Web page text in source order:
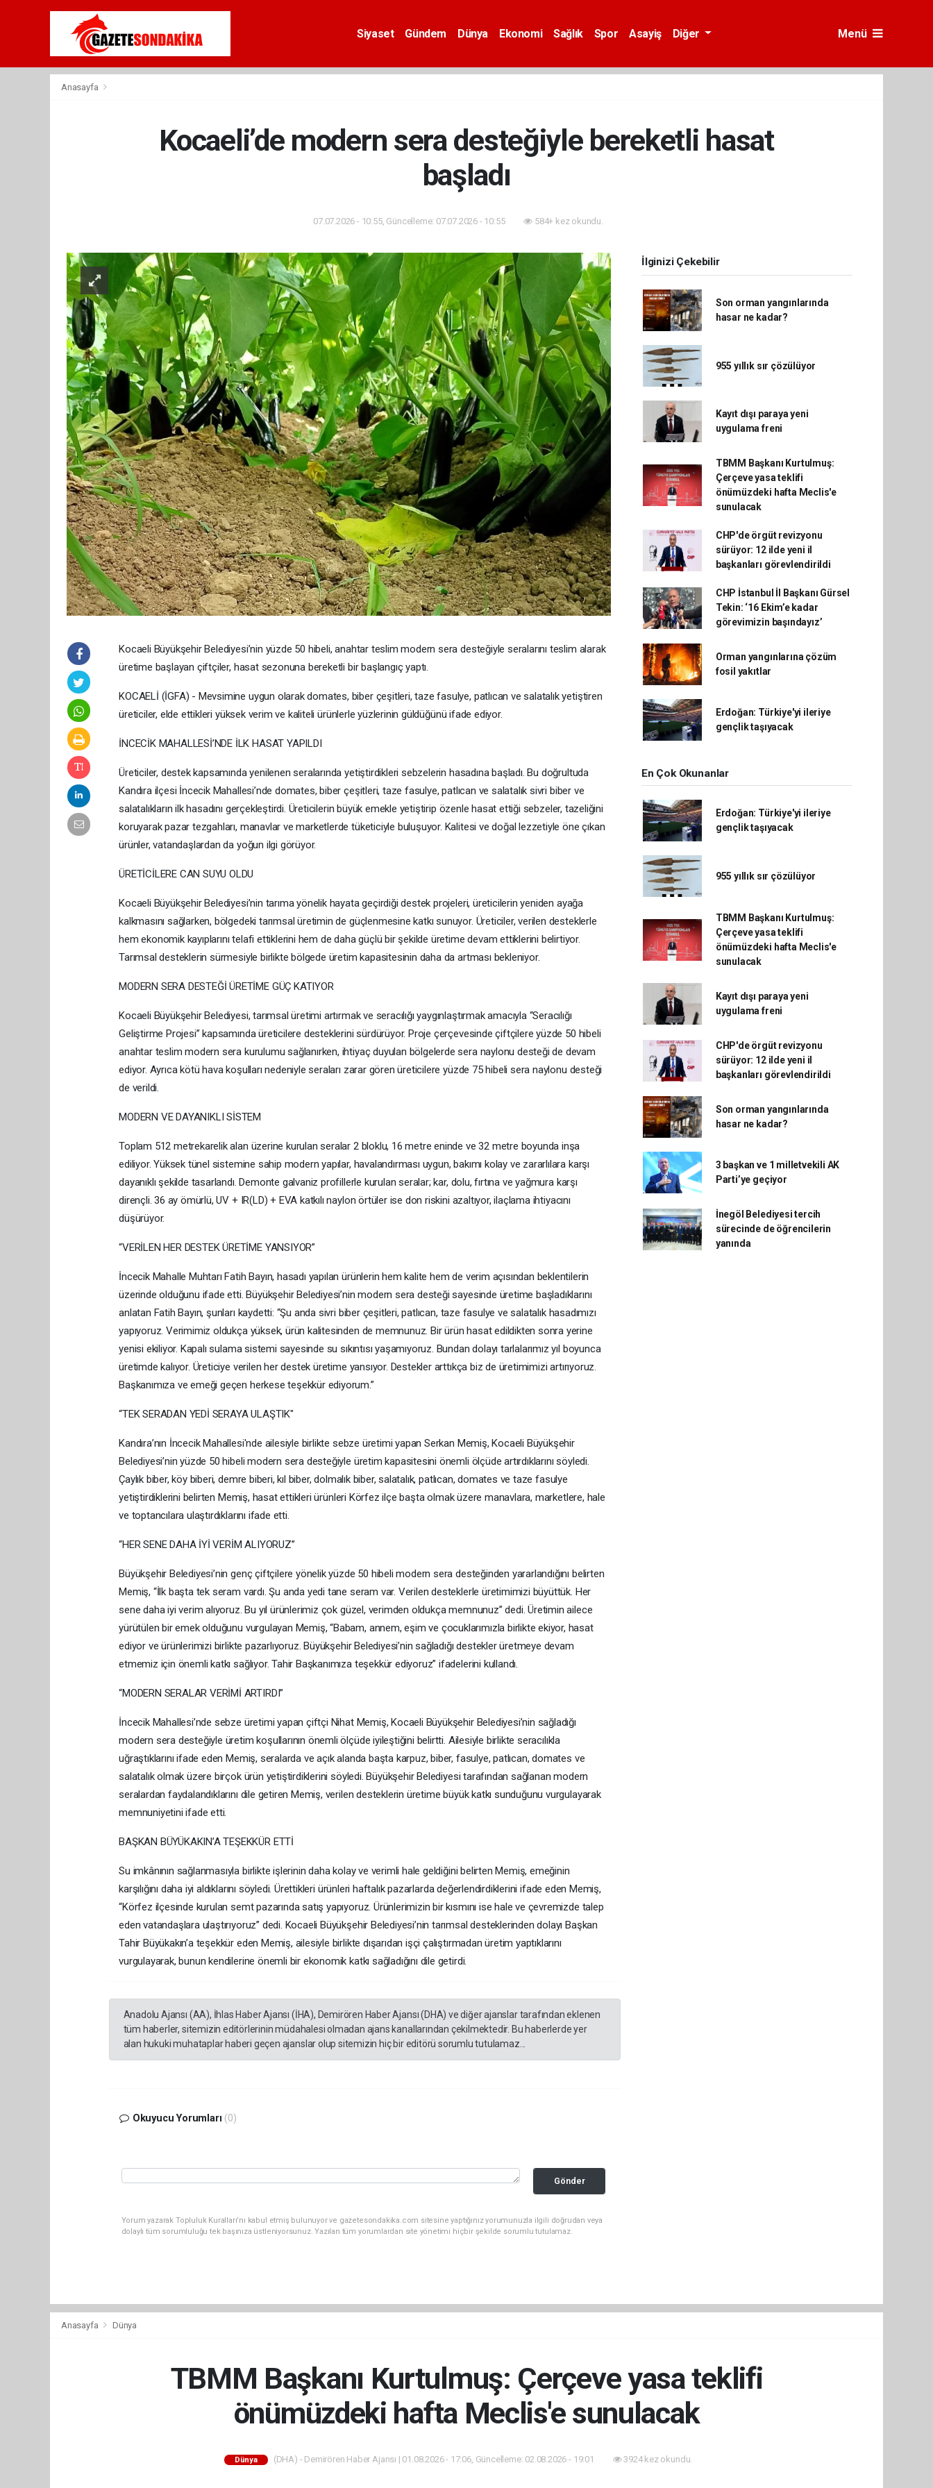
Siyaset Gündem Dünya Ekonomi Sağlık Spor Asayiş Diğer Menü
Anasayfa
Kocaeli’de modern sera desteğiyle bereketli hasat
başladı
07.07.2026 - 10:55, Güncelleme: 07.07.2026 - 10:55 584+ kez okundu.
Kocaeli Büyükşehir Belediyesi’nin yüzde 50 hibeli, anahtar teslim modern sera desteğiyle seralarını teslim alarak
üretime başlayan çiftçiler, hasat sezonuna bereketli bir başlangıç yaptı.
KOCAELİ (İGFA) - Mevsimine uygun olarak domates, biber çeşitleri, taze fasulye, patlıcan ve salatalık yetiştiren
üreticiler, elde ettikleri yüksek verim ve kaliteli ürünlerle yüzlerinin güldüğünü ifade ediyor.
İNCECİK MAHALLESİ’NDE İLK HASAT YAPILDI
Üreticiler, destek kapsamında yenilenen seralarında yetiştirdikleri sebzelerin hasadına başladı. Bu doğrultuda
Kandıra ilçesi İncecik Mahallesi’nde domates, biber çeşitleri, taze fasulye, patlıcan ve salatalık sivri biber ve
salatalıkların ilk hasadını gerçekleştirdi. Üreticilerin büyük emekle yetiştirip özenle hasat ettiği sebzeler, tazeliğini
koruyarak pazar tezgahları, manavlar ve marketlerde tüketiciyle buluşuyor. Kalitesi ve doğal lezzetiyle öne çıkan
ürünler, vatandaşlardan da yoğun ilgi görüyor.
ÜRETİCİLERE CAN SUYU OLDU
Kocaeli Büyükşehir Belediyesi’nin tarıma yönelik hayata geçirdiği destek projeleri, üreticilerin yeniden ayağa
kalkmasını sağlarken, bölgedeki tarımsal üretimin de güçlenmesine katkı sunuyor. Üreticiler, verilen desteklerle
hem ekonomik kayıplarını telafi ettiklerini hem de daha güçlü bir şekilde üretime devam ettiklerini belirtiyor.
Tarımsal desteklerin sürmesiyle birlikte bölgede üretim kapasitesinin daha da artması bekleniyor.
MODERN SERA DESTEĞİ ÜRETİME GÜÇ KATIYOR
Kocaeli Büyükşehir Belediyesi, tarımsal üretimi artırmak ve seracılığı yaygınlaştırmak amacıyla “Seracılığı
Geliştirme Projesi” kapsamında üreticilere desteklerini sürdürüyor. Proje çerçevesinde çiftçilere yüzde 50 hibeli
anahtar teslim modern sera kurulumu sağlanırken, ihtiyaç duyulan bölgelerde sera naylonu desteği de devam
ediyor. Ayrıca kötü hava koşulları nedeniyle seraları zarar gören üreticilere yüzde 75 hibeli sera naylonu desteği
de verildi.
MODERN VE DAYANIKLI SİSTEM
Toplam 512 metrekarelik alan üzerine kurulan seralar 2 bloklu, 16 metre eninde ve 32 metre boyunda inşa
ediliyor. Yüksek tünel sistemine sahip modern yapılar, havalandırması uygun, bakımı kolay ve zararlılara karşı
dayanıklı şekilde tasarlandı. Demonte galvaniz profillerle kurulan seralar; kar, dolu, fırtına ve yağmura karşı
dirençli. 36 ay ömürlü, UV + IR(LD) + EVA katkılı naylon örtüler ise don riskini azaltıyor, ilaçlama ihtiyacını
düşürüyor.
“VERİLEN HER DESTEK ÜRETİME YANSIYOR”
İncecik Mahalle Muhtarı Fatih Bayın, hasadı yapılan ürünlerin hem kalite hem de verim açısından beklentilerin
üzerinde olduğunu ifade etti. Büyükşehir Belediyesi’nin modern sera desteği sayesinde üretime başladıklarını
anlatan Fatih Bayın, şunları kaydetti: “Şu anda sivri biber çeşitleri, patlıcan, taze fasulye ve salatalık hasadımızı
yapıyoruz. Verimimiz oldukça yüksek, ürün kalitesinden de memnunuz. Bir ürün hasat edildikten sonra yerine
yenisi ekiliyor. Kapalı sulama sistemi sayesinde su sıkıntısı yaşamıyoruz. Bundan dolayı tarlalarımız yıl boyunca
üretimde kalıyor. Üreticiye verilen her destek üretime yansıyor. Destekler arttıkça biz de üretimimizi artırıyoruz.
Başkanımıza ve emeği geçen herkese teşekkür ediyorum.”
“TEK SERADAN YEDİ SERAYA ULAŞTIK"
Kandıra’nın İncecik Mahallesi'nde ailesiyle birlikte sebze üretimi yapan Serkan Memiş, Kocaeli Büyükşehir
Belediyesi’nin yüzde 50 hibeli modern sera desteğiyle üretim kapasitesini önemli ölçüde artırdıklarını söyledi.
Çaylık biber, köy biberi, demre biberi, kıl biber, dolmalık biber, salatalık, patlıcan, domates ve taze fasulye
yetiştirdiklerini belirten Memiş, hasat ettikleri ürünleri Körfez ilçe başta olmak üzere manavlara, marketlere, hale
ve toptancılara ulaştırdıklarını ifade etti.
“HER SENE DAHA İYİ VERİM ALIYORUZ”
Büyükşehir Belediyesi’nin genç çiftçilere yönelik yüzde 50 hibeli modern sera desteğinden yararlandığını belirten
Memiş, “İlk başta tek seram vardı. Şu anda yedi tane seram var. Verilen desteklerle üretimimizi büyüttük. Her
sene daha iyi verim alıyoruz. Bu yıl ürünlerimiz çok güzel, verimden oldukça memnunuz” dedi. Üretimin ailece
yürütülen bir emek olduğunu vurgulayan Memiş, “Babam, annem, eşim ve çocuklarımızla birlikte ekiyor, hasat
ediyor ve ürünlerimizi birlikte pazarlıyoruz. Büyükşehir Belediyesi’nin sağladığı destekler üretmeye devam
etmemiz için önemli katkı sağlıyor. Tahir Başkanımıza teşekkür ediyoruz” ifadelerini kullandı.
“MODERN SERALAR VERİMİ ARTIRDI”
İncecik Mahallesi’nde sebze üretimi yapan çiftçi Nihat Memiş, Kocaeli Büyükşehir Belediyesi’nin sağladığı
modern sera desteğiyle üretim koşullarının önemli ölçüde iyileştiğini belirtti. Ailesiyle birlikte seracılıkla
uğraştıklarını ifade eden Memiş, seralarda ve açık alanda başta karpuz, biber, fasulye, patlıcan, domates ve
salatalık olmak üzere birçok ürün yetiştirdiklerini söyledi. Büyükşehir Belediyesi tarafından sağlanan modern
seralardan faydalandıklarını dile getiren Memiş, verilen desteklerin üretime büyük katkı sunduğunu vurgulayarak
memnuniyetini ifade etti.
BAŞKAN BÜYÜKAKIN’A TEŞEKKÜR ETTİ
Su imkânının sağlanmasıyla birlikte işlerinin daha kolay ve verimli hale geldiğini belirten Memiş, emeğinin
karşılığını daha iyi aldıklarını söyledi. Ürettikleri ürünleri haftalık pazarlarda değerlendirdiklerini ifade eden Memiş,
“Körfez ilçesinde kurulan semt pazarında satış yapıyoruz. Ürünlerimizin bir kısmını ise hale ve çevremizde talep
eden vatandaşlara ulaştırıyoruz” dedi. Kocaeli Büyükşehir Belediyesi’nin tarımsal desteklerinden dolayı Başkan
Tahir Büyükakın’a teşekkür eden Memiş, ailesiyle birlikte dışarıdan işçi çalıştırmadan üretim yaptıklarını
vurgulayarak, bunun kendilerine önemli bir ekonomik katkı sağladığını dile getirdi.
Anadolu Ajansı (AA), İhlas Haber Ajansı (İHA), Demirören Haber Ajansı (DHA) ve diğer ajanslar tarafından eklenen
tüm haberler, sitemizin editörlerinin müdahalesi olmadan ajans kanallarından çekilmektedir. Bu haberlerde yer
alan hukuki muhataplar haberi geçen ajanslar olup sitemizin hiç bir editörü sorumlu tutulamaz...
Okuyucu Yorumları (0)
Gönder
Yorum yazarak Topluluk Kuralları’nı kabul etmiş bulunuyor ve gazetesondakika.com sitesine yaptığınız yorumunuzla ilgili doğrudan veya
dolaylı tüm sorumluluğu tek başınıza üstleniyorsunuz. Yazılan tüm yorumlardan site yönetimi hiçbir şekilde sorumlu tutulamaz.
İlginizi Çekebilir
Son orman yangınlarında
hasar ne kadar?
955 yıllık sır çözülüyor
Kayıt dışı paraya yeni
uygulama freni
TBMM Başkanı Kurtulmuş:
Çerçeve yasa teklifi
önümüzdeki hafta Meclis'e
sunulacak
CHP'de örgüt revizyonu
sürüyor: 12 ilde yeni il
başkanları görevlendirildi
CHP İstanbul İl Başkanı Gürsel
Tekin: ‘16 Ekim’e kadar
görevimizin başındayız’
Orman yangınlarına çözüm
fosil yakıtlar
Erdoğan: Türkiye'yi ileriye
gençlik taşıyacak
En Çok Okunanlar
Erdoğan: Türkiye'yi ileriye
gençlik taşıyacak
955 yıllık sır çözülüyor
TBMM Başkanı Kurtulmuş:
Çerçeve yasa teklifi
önümüzdeki hafta Meclis'e
sunulacak
Kayıt dışı paraya yeni
uygulama freni
CHP'de örgüt revizyonu
sürüyor: 12 ilde yeni il
başkanları görevlendirildi
Son orman yangınlarında
hasar ne kadar?
3 başkan ve 1 milletvekili AK
Parti’ye geçiyor
İnegöl Belediyesi tercih
sürecinde de öğrencilerin
yanında
Anasayfa Dünya
TBMM Başkanı Kurtulmuş: Çerçeve yasa teklifi
önümüzdeki hafta Meclis'e sunulacak
Dünya (DHA) - Demirören Haber Ajansı | 01.08.2026 - 17:06, Güncelleme: 02.08.2026 - 19:01 3924 kez okundu.